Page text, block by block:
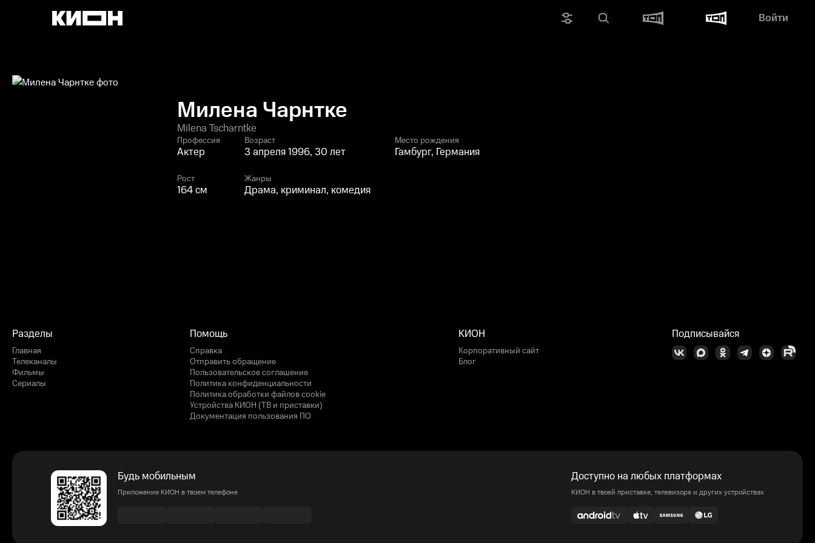
Войти
Милена Чарнтке
Milena Tscharntke
Профессия
Актер
Возраст
3 апреля 1996, 30 лет
Место рождения
Гамбург, Германия
Рост
164 см
Жанры
Драма, криминал, комедия
Разделы
Главная
Телеканалы
Фильмы
Сериалы
Помощь
Справка
Отправить обращение
Пользовательское соглашение
Политика конфиденциальности
Политика обработки файлов cookie
Устройства КИОН (ТВ и приставки)
Документация пользования ПО
КИОН
Корпоративный сайт
Блог
Подписывайся
Будь мобильным
Приложение КИОН в твоем телефоне
Доступно на любых платформах
КИОН в твоей приставке, телевизоре и других устройствах